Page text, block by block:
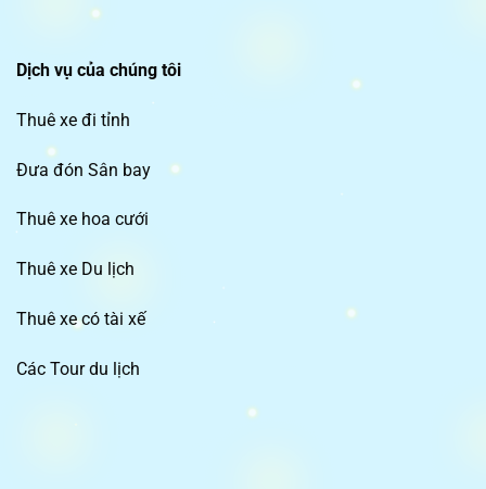
Dịch vụ của chúng tôi
Thuê xe đi tỉnh
Đưa đón Sân bay
Thuê xe hoa cưới
Thuê xe Du lịch
Thuê xe có tài xế
Các Tour du lịch